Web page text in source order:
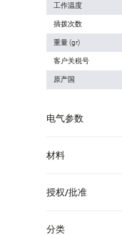
工作温度
插拨次数
重量 (gr)
客户关税号
原产国
电气参数
材料
授权/批准
分类